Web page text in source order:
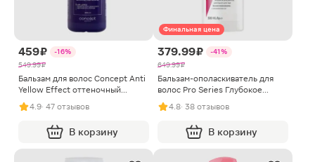
459 ₽
-16%
549.99 ₽
Бальзам для волос Concept Anti
Yellow Effect оттеночный
арктический блонд 300мл
4.9· 47 отзывов
В корзину
Финальная цена
379.99 ₽
-41%
649.99 ₽
Бальзам-ополаскиватель для
волос Pro Series Глубокое
восстановление 500мл
4.8· 38 отзывов
В корзину